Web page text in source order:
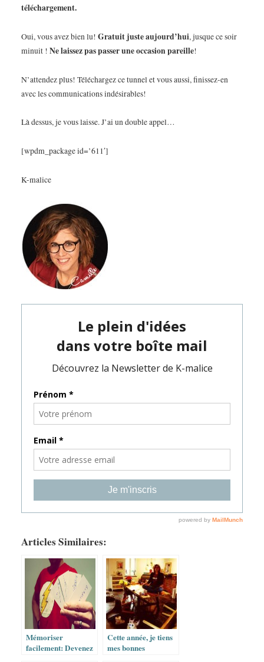
téléchargement.
Oui, vous avez bien lu! Gratuit juste aujourd’hui, jusque ce soir
minuit ! Ne laissez pas passer une occasion pareille!
N’attendez plus! Téléchargez ce tunnel et vous aussi, finissez-en
avec les communications indésirables!
Là dessus, je vous laisse. J’ai un double appel…
[wpdm_package id=’611′]
K-malice
Articles Similaires:
Mémoriser
facilement: Devenez
Cette année, je tiens
mes bonnes